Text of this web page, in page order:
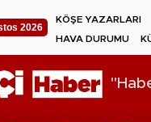
2026
KÖŞE YAZARLARI
HAVA DURUMU